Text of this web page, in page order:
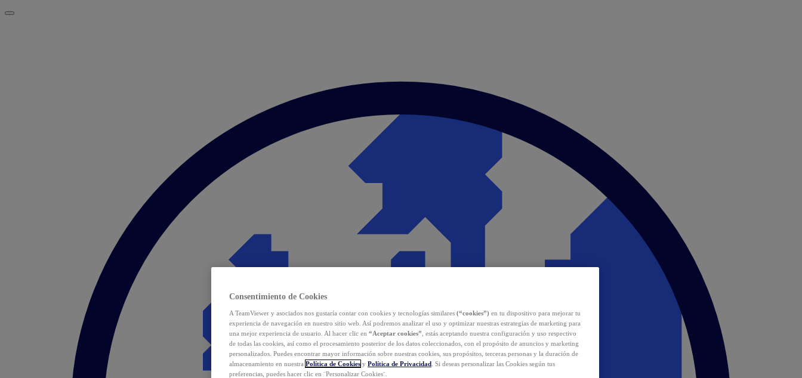
Consentimiento de Cookies
A TeamViewer y asociados nos gustaría contar con cookies y tecnologías similares (“cookies”) en tu dispositivo para mejorar tu
experiencia de navegación en nuestro sitio web. Así podremos analizar el uso y optimizar nuestras estrategias de marketing para
una mejor experiencia de usuario. Al hacer clic en “Aceptar cookies” , estás aceptando nuestra configuración y uso respectivo
de todas las cookies, así como el procesamiento posterior de los datos coleccionados, con el propósito de anuncios y marketing
personalizados. Puedes encontrar mayor información sobre nuestras cookies, sus propósitos, terceras personas y la duración de
almacenamiento en nuestra Política de Cookies y Política de Privacidad . Si deseas personalizar las Cookies según tus
preferencias, puedes hacer clic en ¨Personalizar Cookies¨.